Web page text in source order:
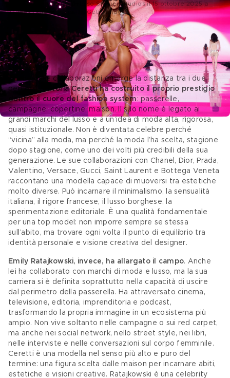
Fashion Show 2025 presso Steiner Studios il 15 ottobre 2025 a
New York City - Credits: Getty Images
Le collaborazioni che hanno definito le
loro carriere
Anche dalle collaborazioni emerge la distanza tra i due
percorsi.
Vittoria Ceretti ha costruito il proprio prestigio
dentro il cuore del fashion system : passerelle,
campagne, copertine, maison. Il suo nome è legato ai
grandi marchi del lusso e a un’idea di moda alta, rigorosa,
quasi istituzionale. Non è diventata celebre perché
“vicina” alla moda, ma perché la moda l’ha scelta, stagione
dopo stagione, come uno dei volti più credibili della sua
generazione. Le sue collaborazioni con Chanel, Dior, Prada,
Valentino, Versace, Gucci, Saint Laurent e Bottega Veneta
raccontano una modella capace di muoversi tra estetiche
molto diverse. Può incarnare il minimalismo, la sensualità
italiana, il rigore francese, il lusso borghese, la
sperimentazione editoriale. È una qualità fondamentale
per una top model: non imporre sempre se stessa
sull’abito, ma trovare ogni volta il punto di equilibrio tra
identità personale e visione creativa del designer.
Emily Ratajkowski, invece, ha allargato il campo. Anche
lei ha collaborato con marchi di moda e lusso, ma la sua
carriera si è definita soprattutto nella capacità di uscire
dal perimetro della passerella. Ha attraversato cinema,
televisione, editoria, imprenditoria e podcast,
trasformando la propria immagine in un ecosistema più
ampio. Non vive soltanto nelle campagne o sui red carpet,
ma anche nei social network, nello street style, nei libri,
nelle interviste e nelle conversazioni sul corpo femminile.
Ceretti è una modella nel senso più alto e puro del
termine: una figura scelta dalle maison per incarnare abiti,
estetiche e visioni creative. Ratajkowski è una celebrity